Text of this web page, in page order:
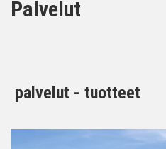
Palvelut
palvelut - tuotteet